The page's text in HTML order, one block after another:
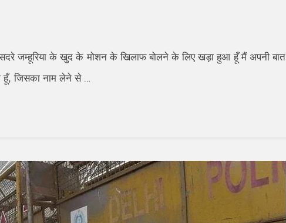
जम्हूरिया के खुद के मोशन के खिलाफ बोलने के लिए खड़ा हुआ हूँ मैं अपनी बात
हूँ,जिसका नाम लेने से …